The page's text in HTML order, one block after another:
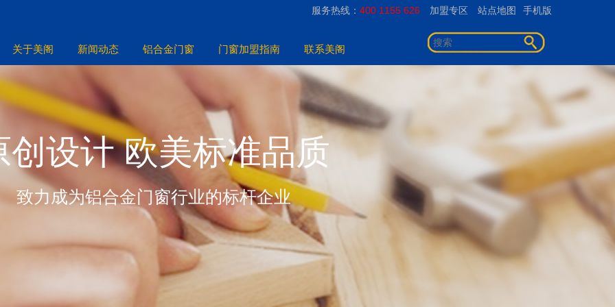
手机版
服务热线： 400 1155 626 加盟专区 站点地图
关于美阁 新闻动态 铝合金门窗 门窗加盟指南 联系美阁
创设计 欧美标准品质
致力成为铝合金门窗行业的标杆企业